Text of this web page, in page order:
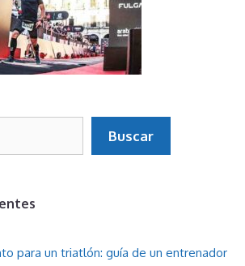
Buscar
para un triatlón: guía de un entrenador